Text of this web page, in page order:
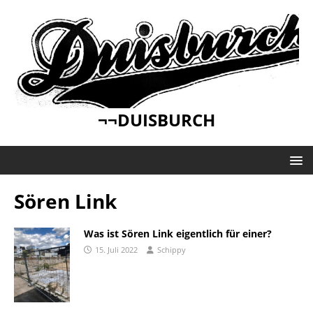
¬¬DUISBURCH
Sören Link
Was ist Sören Link eigentlich für einer?
15. Juli 2022 Schippy